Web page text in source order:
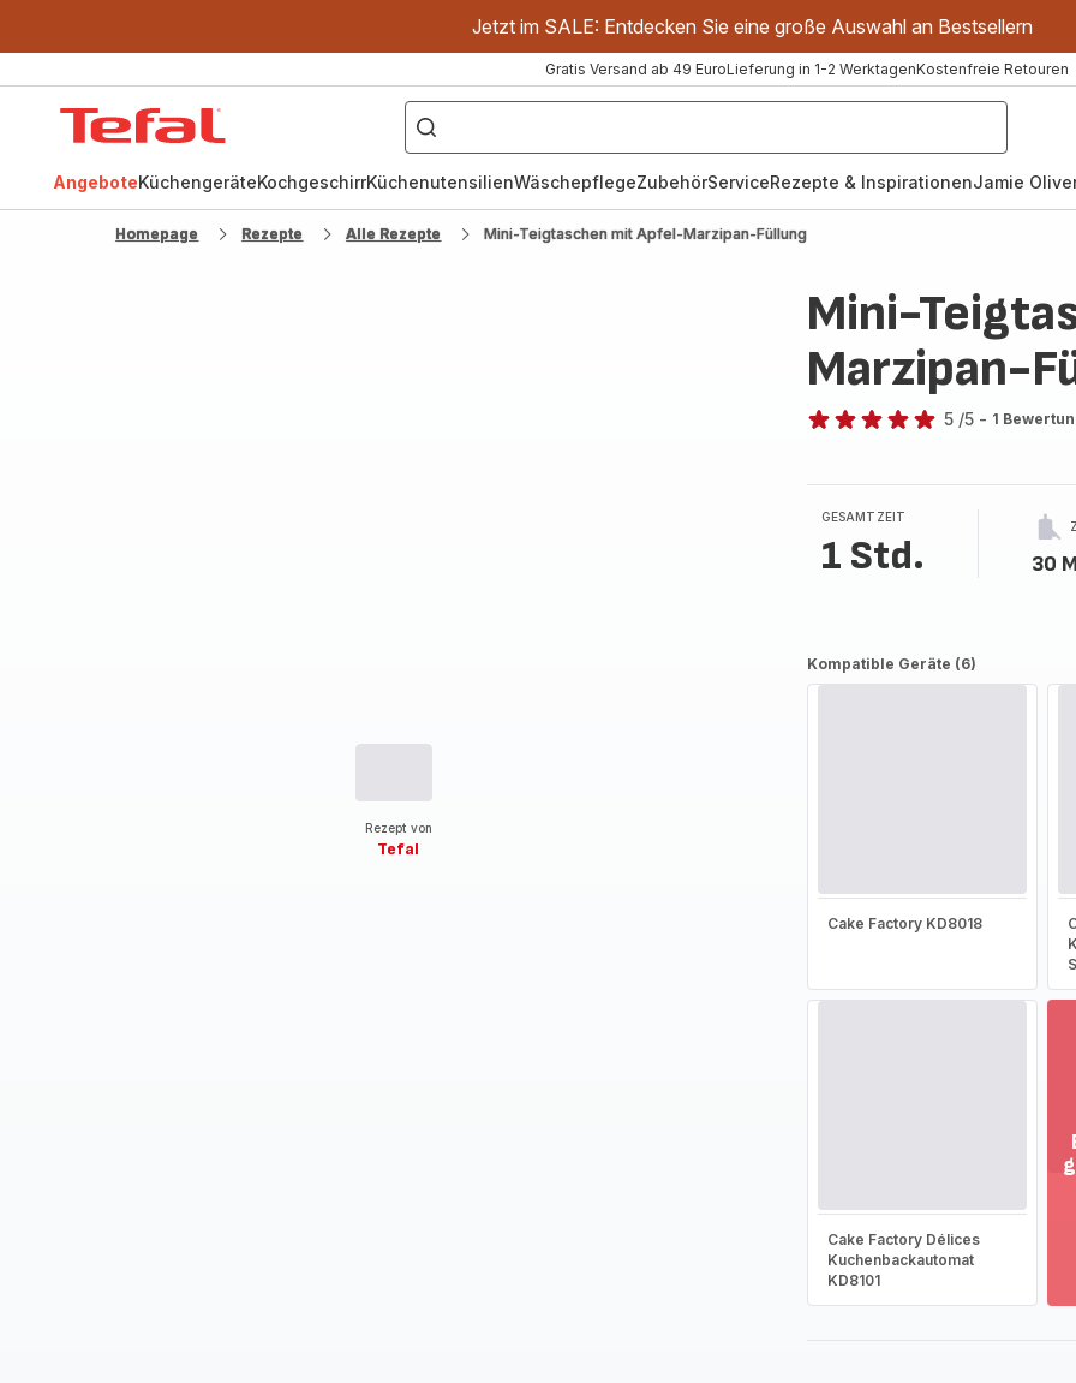
Jetzt im SALE: Entdecken Sie eine große Auswahl an Bestsellern
Gratis Versand ab 49 EuroLieferung in 1-2 WerktagenKostenfreie Retouren
["OptiGrill","Easy
Fry","Pfanne"]
AngeboteKüchengeräteKochgeschirrKüchenutensilienWäschepflegeZubehörServiceRezepte & InspirationenJamie
Homepage Rezepte Alle Rezepte Mini-Teigtaschen mit Apfel-Marzipan-Füllung
Rezept von
Tefal
Mini-
Marzipan-
5
Sternen
(Durchschnitt)
5 /5 - 1
GESAMTZEIT
1 Std. 30
Kompatible Geräte (6)
Cake Factory KD8018
Cake Factory Délices
Kuchenbackautomat
KD8101